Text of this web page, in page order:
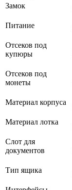
Замок
Питание
Отсеков под
купюры
Отсеков под
монеты
Материал корпуса
Материал лотка
Слот для
документов
Тип ящика